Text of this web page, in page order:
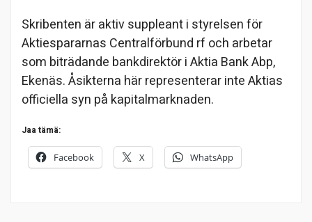
Skribenten är aktiv suppleant i styrelsen för
Aktiespararnas Centralförbund rf och arbetar
som biträdande bankdirektör i Aktia Bank Abp,
Ekenäs. Åsikterna här representerar inte Aktias
officiella syn på kapitalmarknaden.
Jaa tämä:
Facebook X WhatsApp